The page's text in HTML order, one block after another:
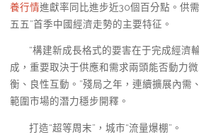
養行情進獻率同比進步近30個百分點。供
五五”首季中國經濟走勢的主要特征。
“構建新成長格式的要害在于完成經濟
成，重要取決于供應和需求兩頭能否動力
衡、良性互動。”殘局之年，連續擴展內需
範圍市場的潛力穩步開釋。
打造“超等周末”，城市“流量爆棚”。